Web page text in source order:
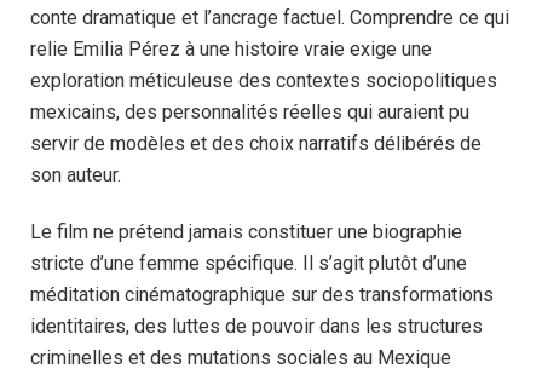
conte dramatique et l’ancrage factuel. Comprendre ce qui
relie Emilia Pérez à une histoire vraie exige une
exploration méticuleuse des contextes sociopolitiques
mexicains, des personnalités réelles qui auraient pu
servir de modèles et des choix narratifs délibérés de
son auteur.
Le film ne prétend jamais constituer une biographie
stricte d’une femme spécifique. Il s’agit plutôt d’une
méditation cinématographique sur des transformations
identitaires, des luttes de pouvoir dans les structures
criminelles et des mutations sociales au Mexique